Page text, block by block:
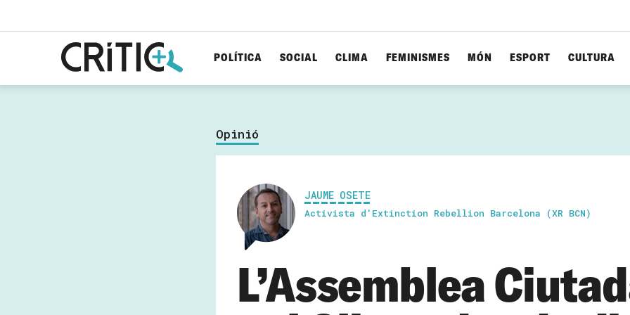
POLÍTICA SOCIAL CLIMA FEMINISMES MÓN ESPORT CULTURA
Opinió
JAUME OSETE
Activista d'Extinction Rebellion Barcelona (XR BCN)
L’Assemblea